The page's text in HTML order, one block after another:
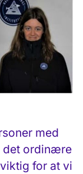
med
det ordinære
for at vi